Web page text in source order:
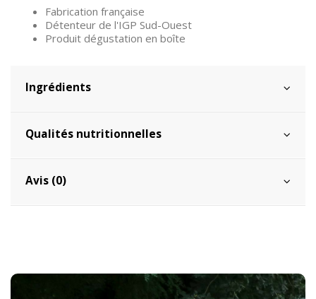
Fabrication française
Détenteur de l'IGP Sud-Ouest
Produit dégustation en boîte
Ingrédients
Qualités nutritionnelles
Avis (0)